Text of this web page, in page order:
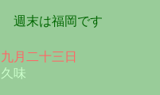
週末は福岡です
九月二十三日
久味